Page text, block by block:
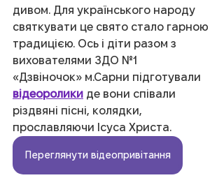
дивом. Для українського народу
святкувати це свято стало гарною
традицією. Ось і діти разом з
вихователями ЗДО №1
«Дзвіночок» м.Сарни підготували
відеоролики де вони співали
різдвяні пісні, колядки,
прославляючи Ісуса Христа.
Переглянути відеопривітання